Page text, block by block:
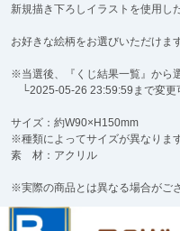
新規描き下ろしイラストを使用し
お好きな絵柄をお選びいただけま
※当選後、『くじ結果一覧』から
└2025-05-26 23:59:59まで変更
サイズ：約W90×H150mm
※種類によってサイズが異なりま
素 材：アクリル
※実際の商品とは異なる場合がご